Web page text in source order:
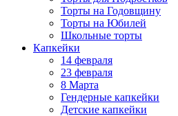
Торты на Годовщину
Торты на Юбилей
Школьные торты
Капкейки
14 февраля
23 февраля
8 Марта
Гендерные капкейки
Детские капкейки